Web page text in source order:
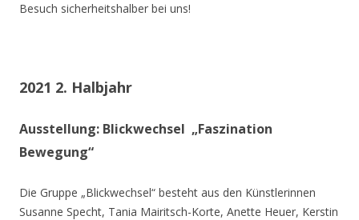
Besuch sicherheitshalber bei uns!
2021 2. Halbjahr
Ausstellung: Blickwechsel „Faszination
Bewegung“
Die Gruppe „Blickwechsel“ besteht aus den Künstlerinnen
Susanne Specht, Tania Mairitsch-Korte, Anette Heuer, Kerstin